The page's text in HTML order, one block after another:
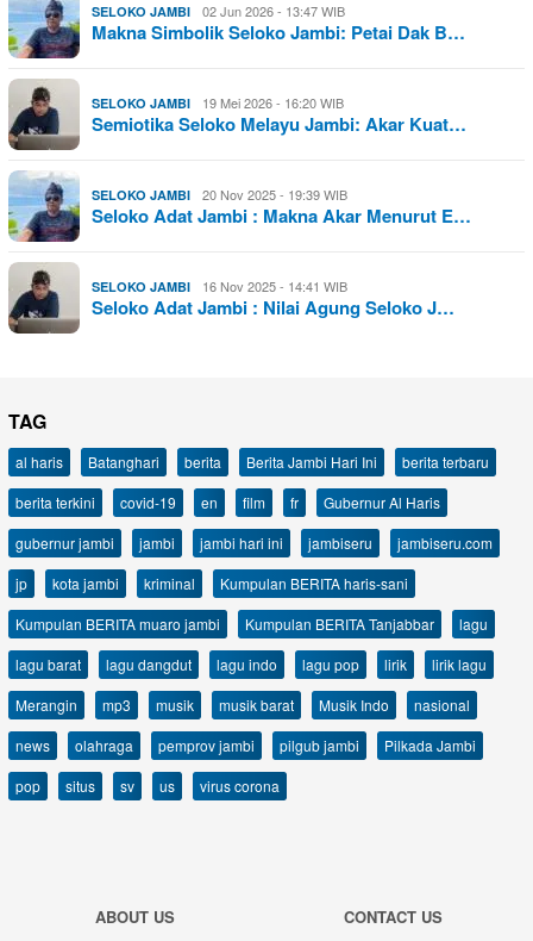
SELOKO JAMBI 02 Jun 2026 - 13:47 WIB
Makna Simbolik Seloko Jambi: Petai Dak B…
SELOKO JAMBI 19 Mei 2026 - 16:20 WIB
Semiotika Seloko Melayu Jambi: Akar Kuat…
SELOKO JAMBI 20 Nov 2025 - 19:39 WIB
Seloko Adat Jambi : Makna Akar Menurut E…
SELOKO JAMBI 16 Nov 2025 - 14:41 WIB
Seloko Adat Jambi : Nilai Agung Seloko J…
TAG
al haris Batanghari berita Berita Jambi Hari Ini
berita terbaru
berita terkini
covid-19 en film fr
Gubernur Al Haris
gubernur jambi
jambi jambi hari ini jambiseru
jambiseru.com
jp
kota jambi kriminal
Kumpulan BERITA haris-sani
Kumpulan BERITA muaro jambi
Kumpulan BERITA Tanjabbar
lagu
lagu barat
lagu dangdut lagu indo lagu pop lirik
lirik lagu
Merangin
mp3 musik musik barat Musik Indo
nasional
news
olahraga pemprov jambi pilgub jambi
Pilkada Jambi
pop
situs sv us virus corona
ABOUT US
CONTACT US